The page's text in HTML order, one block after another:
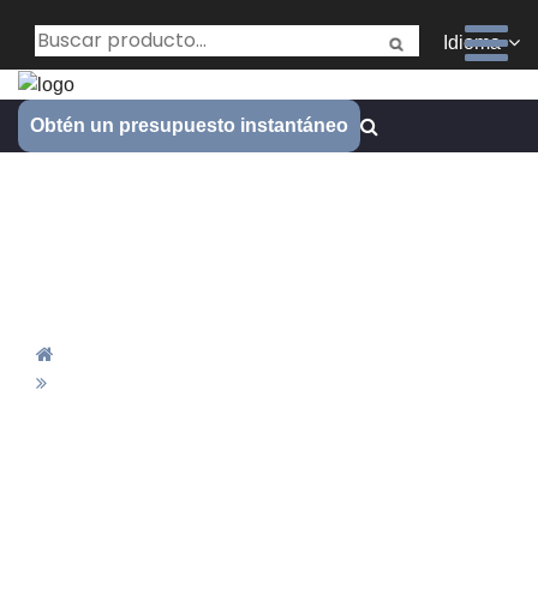
Idioma
Obtén un presupuesto instantáneo